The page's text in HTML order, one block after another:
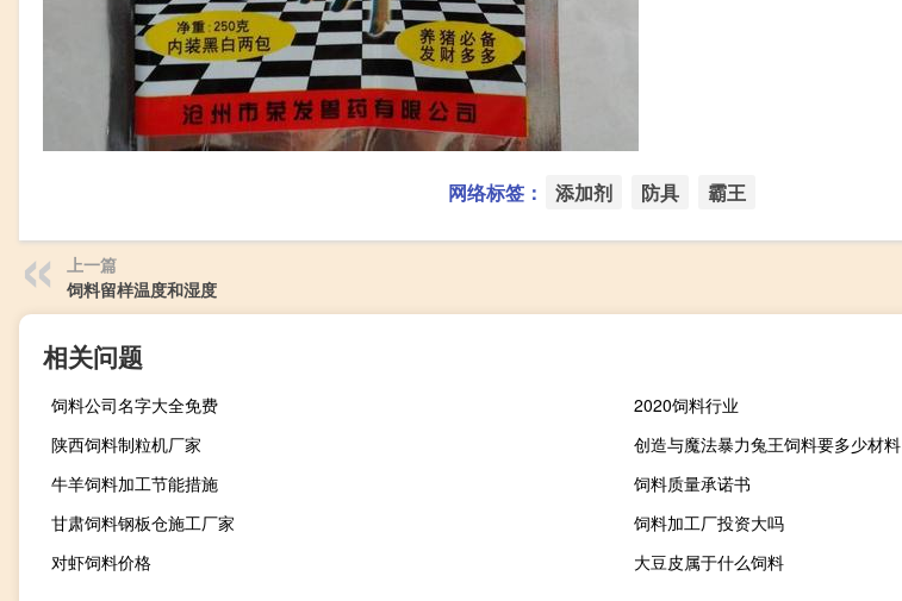
网络标签： 添加剂 防具 霸王
上一篇
饲料留样温度和湿度
相关问题
饲料公司名字大全免费
2020饲料行业
陕西饲料制粒机厂家
创造与魔法暴力兔王饲料要多少材料
牛羊饲料加工节能措施
饲料质量承诺书
甘肃饲料钢板仓施工厂家
饲料加工厂投资大吗
对虾饲料价格
大豆皮属于什么饲料